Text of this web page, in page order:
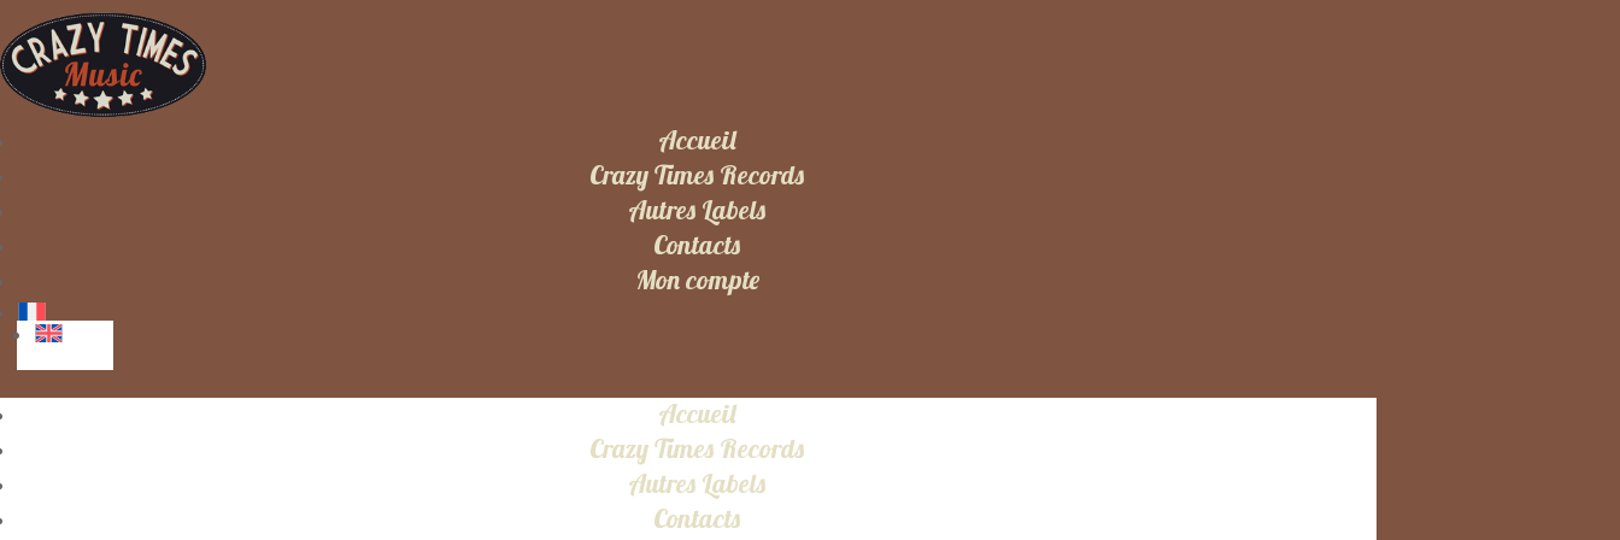
Accueil
Crazy Times Records
Autres Labels
Contacts
Mon compte
Accueil
Crazy Times Records
Autres Labels
Contacts